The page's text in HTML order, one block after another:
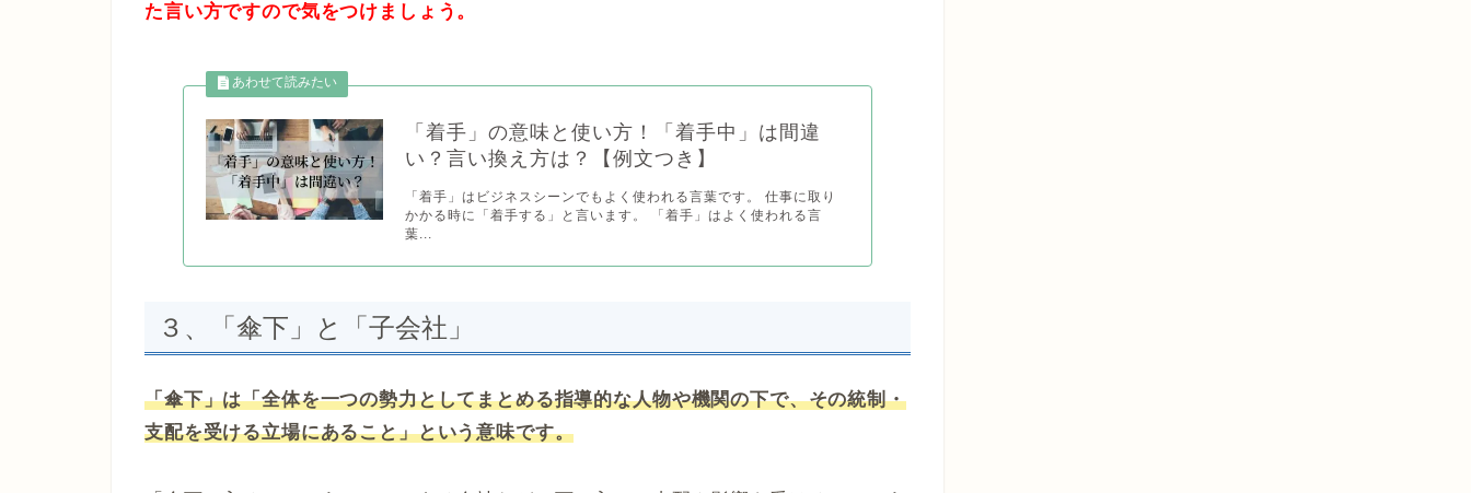
た言い方ですので気をつけましょう。
「着手」の意味と使い方！「着手中」は間違
い？言い換え方は？【例文つき】
「着手」はビジネスシーンでもよく使われる言葉です。 仕事に取り
かかる時に「着手する」と言います。 「着手」はよく使われる言
葉...
３、「傘下」と「子会社」
「傘下」は「全体を一つの勢力としてまとめる指導的な人物や機関の下で、その統制・
支配を受ける立場にあること」という意味です。